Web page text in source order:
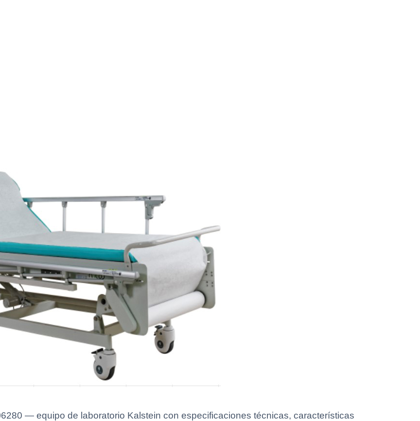
— equipo de laboratorio Kalstein con especificaciones técnicas, características